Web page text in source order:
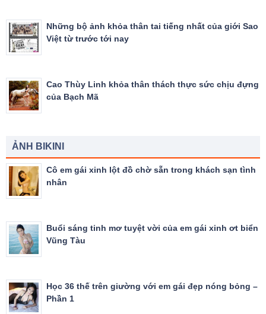
Những bộ ảnh khỏa thân tai tiếng nhất của giới Sao
Việt từ trước tới nay
Cao Thùy Linh khỏa thân thách thực sức chịu đựng
của Bạch Mã
ẢNH BIKINI
Cô em gái xinh lột đồ chờ sẵn trong khách sạn tình
nhân
Buổi sáng tinh mơ tuyệt vời của em gái xinh ơt biển
Vũng Tàu
Học 36 thế trên giường với em gái đẹp nóng bỏng –
Phần 1